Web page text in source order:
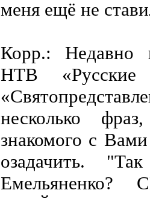
меня ещё не
Корр.: Недавно
НТВ
несколько
знакомого с
озадачить.
Емельяненко?